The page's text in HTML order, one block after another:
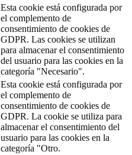
Esta cookie está configurada por
el complemento de
consentimiento de cookies de
GDPR. Las cookies se utilizan
para almacenar el consentimiento
del usuario para las cookies en la
categoría "Necesario".
Esta cookie está configurada por
el complemento de
consentimiento de cookies de
GDPR. La cookie se utiliza para
almacenar el consentimiento del
usuario para las cookies en la
categoría "Otro.